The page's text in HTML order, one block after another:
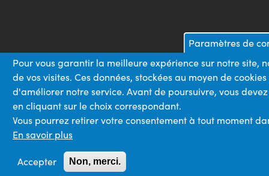
Paramètres de
Pour vous garantir la meilleure expérience sur notre site,
de vos visites. Ces données, stockées au moyen de
d'améliorer notre service. Avant de poursuivre, vous
en cliquant sur le choix correspondant.
Vous pourrez retirer votre consentement à tout moment
En savoir plus
Accepter Non, merci.